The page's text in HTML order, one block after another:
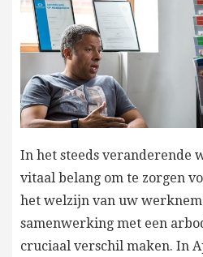
In het steeds veranderende
vitaal belang om te zorgen
het welzijn van uw
samenwerking met een
cruciaal verschil maken. In